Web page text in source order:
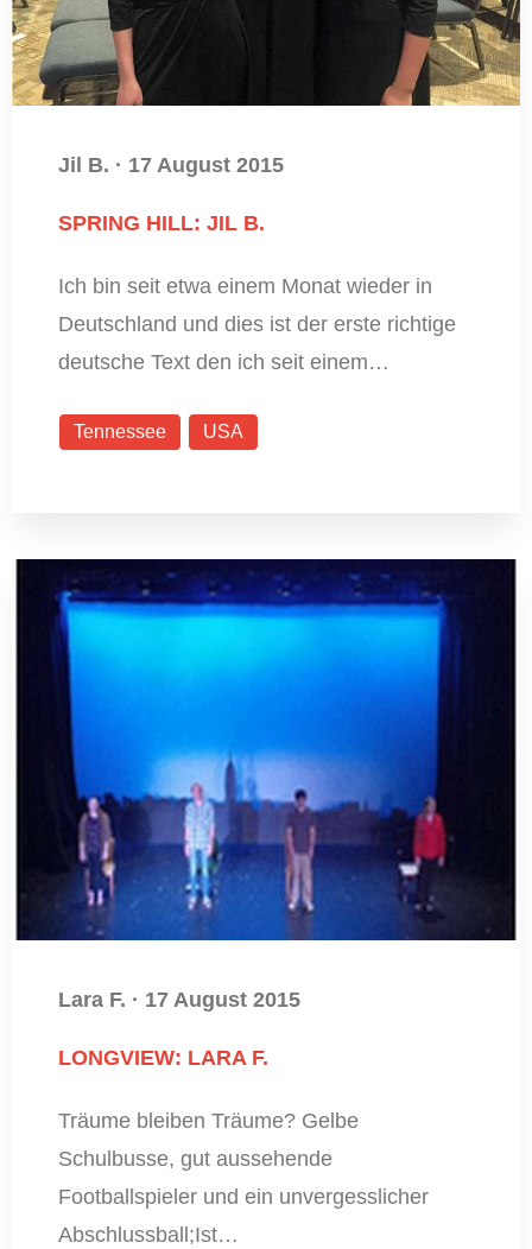
Jil B. · 17 August 2015
SPRING HILL: JIL B.
Ich bin seit etwa einem Monat wieder in
Deutschland und dies ist der erste richtige
deutsche Text den ich seit einem…
Tennessee USA
Lara F. · 17 August 2015
LONGVIEW: LARA F.
Träume bleiben Träume? Gelbe
Schulbusse, gut aussehende
Footballspieler und ein unvergesslicher
Abschlussball;Ist…